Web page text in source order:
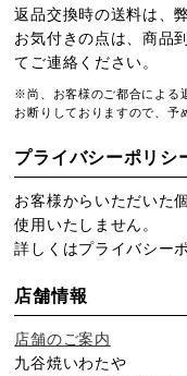
返品交換時の送料は、
お気付きの点は、商品
てご連絡ください。
※尚、お客様のご都合による
お断りしておりますので、予
プライバシーポリシ
お客様からいただいた
使用いたしません。
詳しくはプライバシー
店舗情報
店舗のご案内
九谷焼いわたや